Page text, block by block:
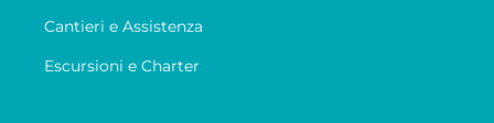
Cantieri e Assistenza
Escursioni e Charter